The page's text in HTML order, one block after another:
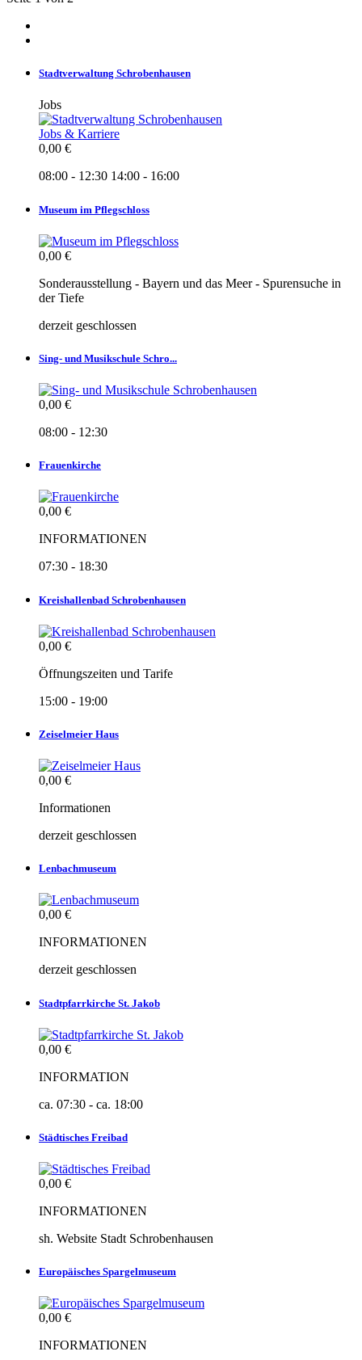
Stadtverwaltung Schrobenhausen
Jobs
Jobs & Karriere
0,00 €
08:00 - 12:30 14:00 - 16:00
Museum im Pflegschloss
0,00 €
Sonderausstellung - Bayern und das Meer - Spurensuche in
der Tiefe
derzeit geschlossen
Sing- und Musikschule Schro...
0,00 €
08:00 - 12:30
Frauenkirche
0,00 €
INFORMATIONEN
07:30 - 18:30
Kreishallenbad Schrobenhausen
0,00 €
Öffnungszeiten und Tarife
15:00 - 19:00
Zeiselmeier Haus
0,00 €
Informationen
derzeit geschlossen
Lenbachmuseum
0,00 €
INFORMATIONEN
derzeit geschlossen
Stadtpfarrkirche St. Jakob
0,00 €
INFORMATION
ca. 07:30 - ca. 18:00
Städtisches Freibad
0,00 €
INFORMATIONEN
sh. Website Stadt Schrobenhausen
Europäisches Spargelmuseum
0,00 €
INFORMATIONEN